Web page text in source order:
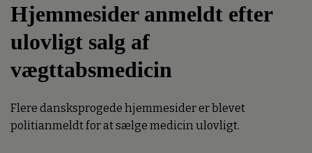
Hjemmesider anmeldt efter
ulovligt salg af
vægttabsmedicin
Flere dansksprogede hjemmesider er blevet
politianmeldt for at sælge medicin ulovligt.